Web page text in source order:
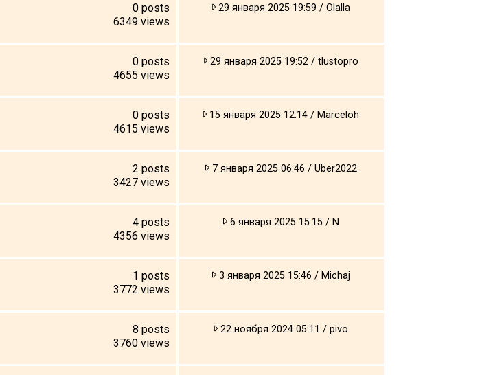
0 posts
6349 views
29 января 2025 19:59 / Olalla
0 posts
4655 views
29 января 2025 19:52 / tlustopro
0 posts
4615 views
15 января 2025 12:14 / Marceloh
2 posts
3427 views
7 января 2025 06:46 / Uber2022
4 posts
4356 views
6 января 2025 15:15 / N
1 posts
3772 views
3 января 2025 15:46 / Michaj
8 posts
3760 views
22 ноября 2024 05:11 / pivo